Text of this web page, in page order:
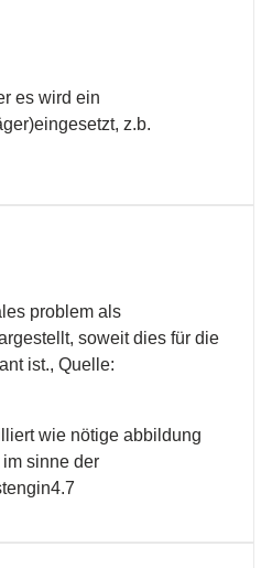
es wird ein
z.b.
problem als
soweit dies für die
ist., Quelle:
wie nötige abbildung
sinne der